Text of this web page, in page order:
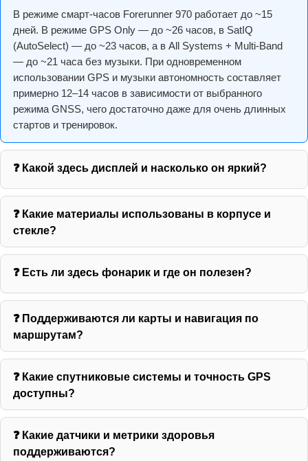
В режиме смарт-часов Forerunner 970 работает до ~15
дней. В режиме GPS Only — до ~26 часов, в SatIQ
(AutoSelect) — до ~23 часов, а в All Systems + Multi-Band
— до ~21 часа без музыки. При одновременном
использовании GPS и музыки автономность составляет
примерно 12–14 часов в зависимости от выбранного
режима GNSS, чего достаточно даже для очень длинных
стартов и тренировок.
❓ Какой здесь дисплей и насколько он яркий?
❓ Какие материалы использованы в корпусе и
стекле?
❓ Есть ли здесь фонарик и где он полезен?
❓ Поддерживаются ли карты и навигация по
маршрутам?
❓ Какие спутниковые системы и точность GPS
доступны?
❓ Какие датчики и метрики здоровья
поддерживаются?